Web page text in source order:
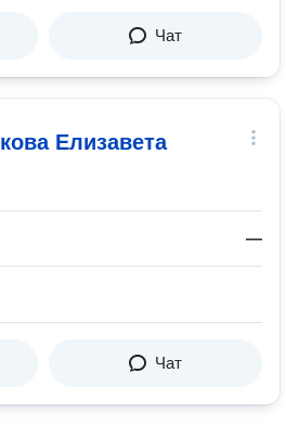
Чат
Елизавета
—
Чат